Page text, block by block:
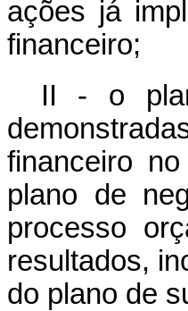
ações já
financeiro;
II - o
financeiro
plano de
processo
resultados,
do plano de